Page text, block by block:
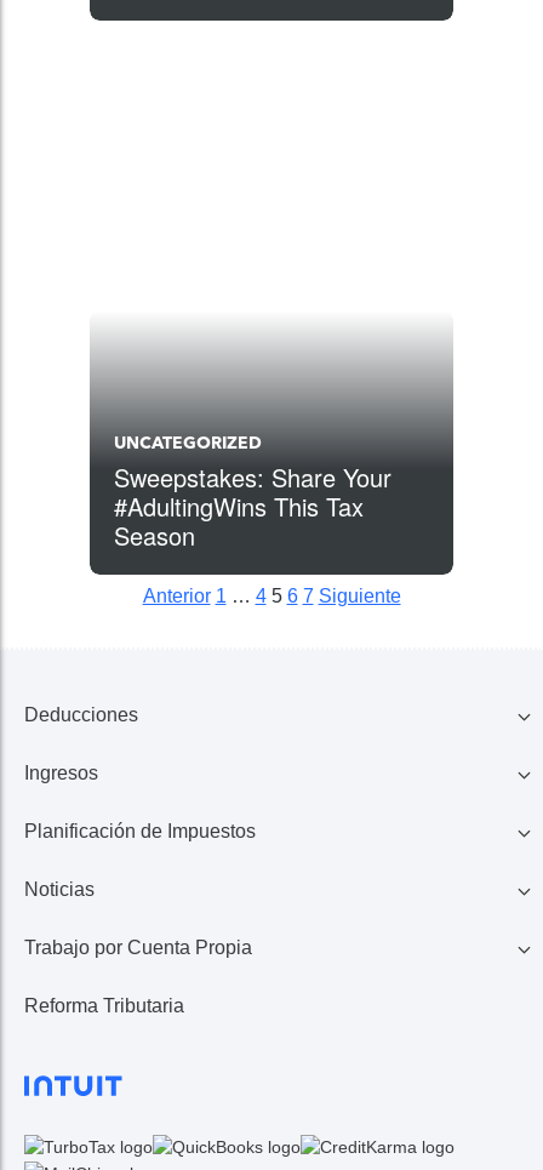
UNCATEGORIZED
Sweepstakes: Share Your
#AdultingWins This Tax
Season
Posts pagination
Anterior 1 … 4 5 6 7 Siguiente
Deducciones
Familia
Educación
Ingresos
401K, IRA, Acciones
Ingresos de Negocio
Planificación de Impuestos
Ahorros
Calculadora de Impuestos
Noticias
Lo Último en Impuestos
Noticias TurboTax
Trabajo por Cuenta Propia
1099 MISC/K
Gastos
Reforma Tributaria